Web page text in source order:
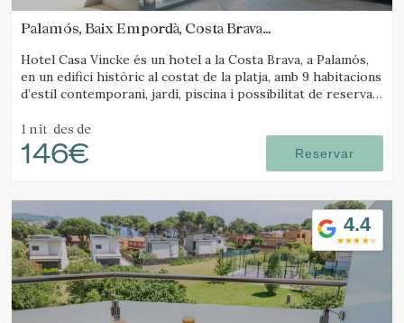
Palamós, Baix Empordà, Costa Brava
Hotel Casa Vincke és un hotel a la Costa Brava, a Palamós,
en un edifici històric al costat de la platja, amb 9 habitacions
d’estil contemporani, jardí, piscina i possibilitat de reservar
1 nit des de
146€ Reservar
4.4